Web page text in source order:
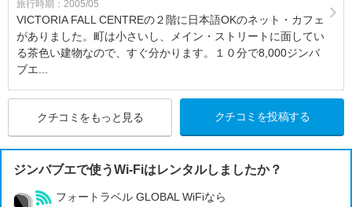
旅行時期：2005/05
VICTORIA FALL CENTREの２階に日本語OKのネット・カフェ
がありました。町は小さいし、メイン・ストリートに面してい
る茶色い建物なので、すぐ分かります。１０分で8,000ジンバ
ブエ...
クチコミをもっと見る クチコミを投稿する
ジンバブエで使うWi-Fiはレンタルしましたか？
フォートラベル GLOBAL WiFiなら